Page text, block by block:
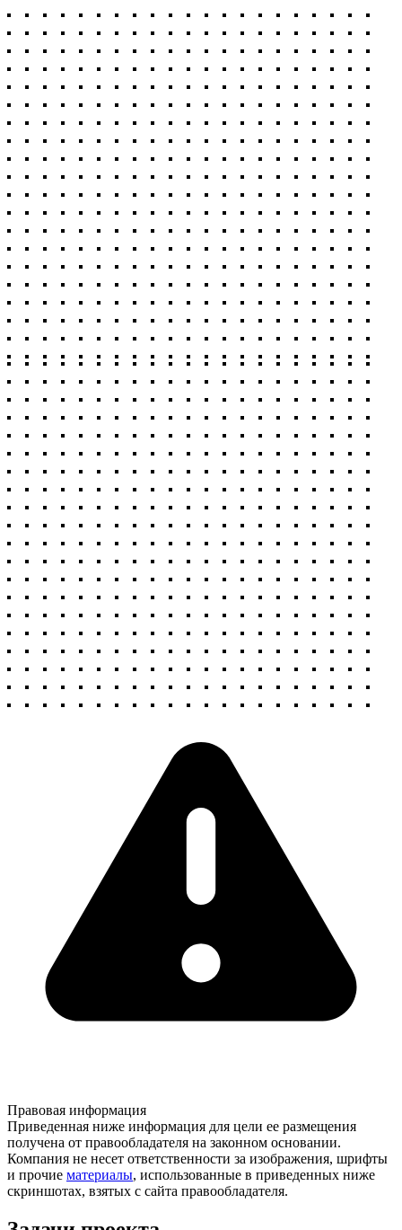
Правовая информация
Приведенная ниже информация для цели ее размещения
получена от правообладателя на законном основании.
Компания не несет ответственности за изображения, шрифты
и прочие материалы, использованные в приведенных ниже
скриншотах, взятых с сайта правообладателя.